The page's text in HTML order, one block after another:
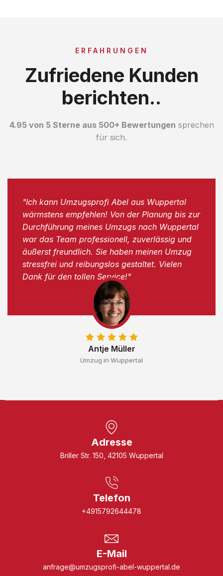
ERFAHRUNGEN
Zufriedene Kunden
berichten..
4.95 von 5 Sterne aus 500+ Bewertungen sprechen
für sich.
Antje Müller
Umzug in Wuppertal
"Ich kann Umzugsprofi Abel aus Wuppertal
wärmstens empfehlen! Von der Planung bis zur
Durchführung meines Umzugs nach Wuppertal
war das Team professionell, zuverlässig und
äußerst freundlich. Sie haben meinen Umzug
stressfrei und reibungslos gestaltet. Vielen
Dank für den tollen Service!"
Adresse
Briller Str. 150, 42105 Wuppertal
Telefon
+4915792644478
E-Mail
anfrage@umzugsprofi-abel-wuppertal.de